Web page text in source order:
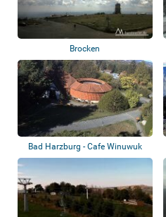
Brocken
Bad Harzburg - Cafe Winuwuk